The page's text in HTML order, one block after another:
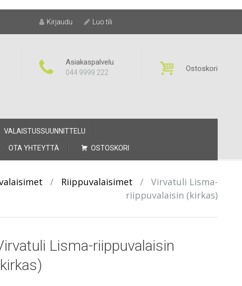
Kirjaudu Luo tili
Asiakaspalvelu
044 9999 222 Ostoskori
VALAISTUSSUUNNITTELU
OTA YHTEYTTÄ OSTOSKORI
/ Riippuvalaisimet /
Virvatuli Lisma-
riippuvalaisin (kirkas)
Lisma-riippuvalaisin